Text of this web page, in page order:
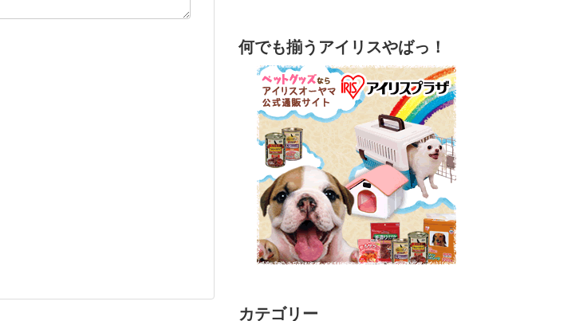
何でも揃うアイリスやばっ！
カテゴリー